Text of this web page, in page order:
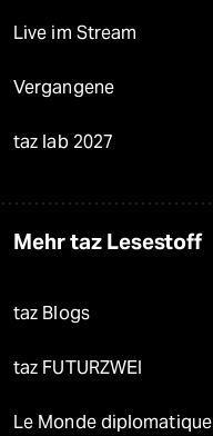
Live im Stream
Vergangene
taz lab 2027
Mehr taz Lesestoff
taz Blogs
taz FUTURZWEI
Le Monde diplomatique